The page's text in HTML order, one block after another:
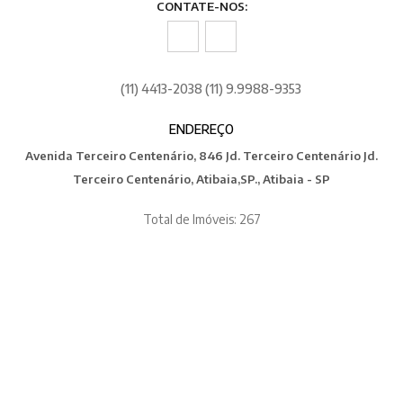
CONTATE-NOS:
(11) 4413-2038 (11) 9.9988-9353
ENDEREÇO
Avenida Terceiro Centenário, 846 Jd. Terceiro Centenário Jd.
Terceiro Centenário, Atibaia,SP., Atibaia - SP
Total de Imóveis: 267